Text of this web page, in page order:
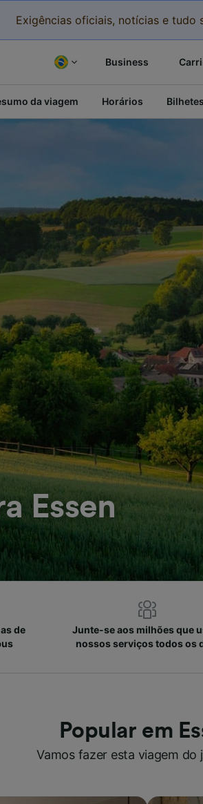
Exigências oficiais, notícias e tudo
Business
da viagem Horários
Essen
de
Junte-se aos milhões que
nossos serviços todos os
Popular em
Vamos fazer esta viagem do